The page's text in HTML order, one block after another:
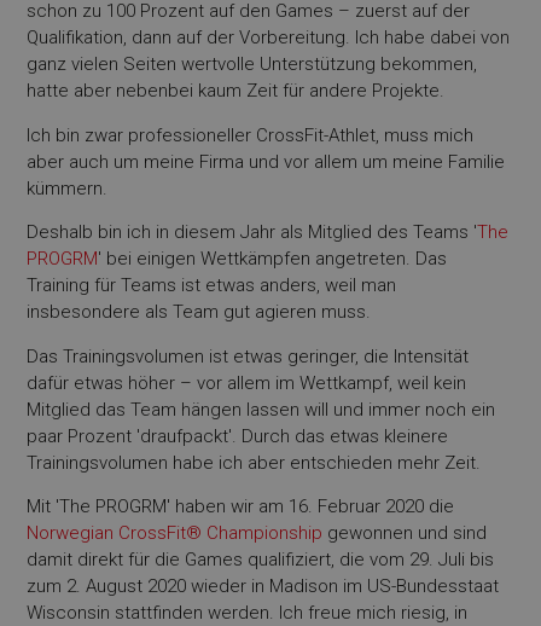
schon zu 100 Prozent auf den Games – zuerst auf der
Qualifikation, dann auf der Vorbereitung. Ich habe dabei von
ganz vielen Seiten wertvolle Unterstützung bekommen,
hatte aber nebenbei kaum Zeit für andere Projekte.
Ich bin zwar professioneller CrossFit-Athlet, muss mich
aber auch um meine Firma und vor allem um meine Familie
kümmern.
Deshalb bin ich in diesem Jahr als Mitglied des Teams 'The
PROGRM' bei einigen Wettkämpfen angetreten. Das
Training für Teams ist etwas anders, weil man
insbesondere als Team gut agieren muss.
Das Trainingsvolumen ist etwas geringer, die Intensität
dafür etwas höher – vor allem im Wettkampf, weil kein
Mitglied das Team hängen lassen will und immer noch ein
paar Prozent 'draufpackt'. Durch das etwas kleinere
Trainingsvolumen habe ich aber entschieden mehr Zeit.
Mit 'The PROGRM' haben wir am 16. Februar 2020 die
Norwegian CrossFit® Championship gewonnen und sind
damit direkt für die Games qualifiziert, die vom 29. Juli bis
zum 2. August 2020 wieder in Madison im US-Bundesstaat
Wisconsin stattfinden werden. Ich freue mich riesig, in